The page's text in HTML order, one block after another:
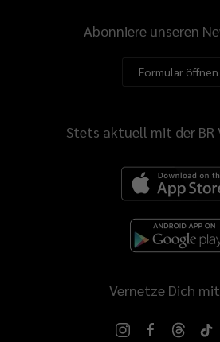
Abonniere unseren
Formular öffnen
Stets aktuell mit der BR
Vernetze Dich